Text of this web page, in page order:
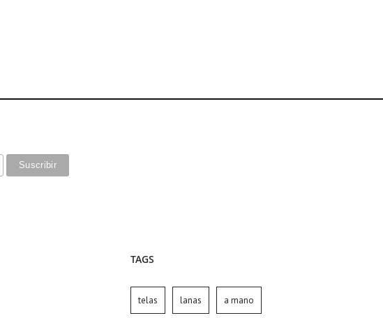
TAGS
telas lanas a mano